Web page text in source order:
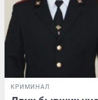
КРИМИНАЛ